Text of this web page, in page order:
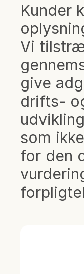
Kunder
Vi
give
drifts-
som
for den